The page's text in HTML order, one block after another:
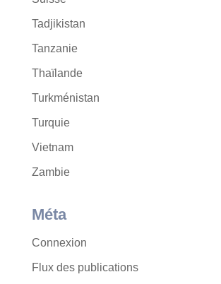
Tadjikistan
Tanzanie
Thaïlande
Turkménistan
Turquie
Vietnam
Zambie
Méta
Connexion
Flux des publications